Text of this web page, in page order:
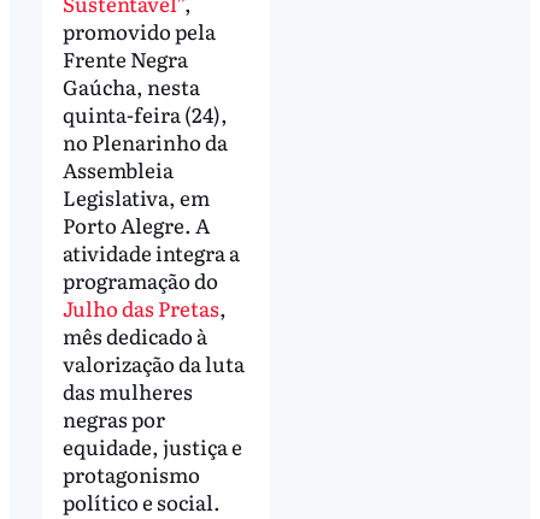
promovido pela
Frente Negra
Gaúcha, nesta
quinta-feira (24),
no Plenarinho da
Assembleia
Legislativa, em
Porto Alegre. A
atividade integra a
programação do
Julho das Pretas,
mês dedicado à
valorização da luta
das mulheres
negras por
equidade, justiça e
protagonismo
político e social.